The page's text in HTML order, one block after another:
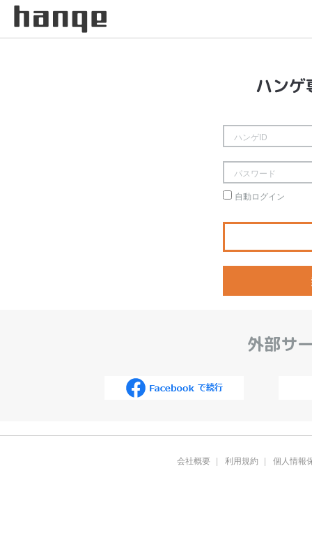
ハンゲ
自動ログイン
外部サ
会社概要 利用規約 個人情報